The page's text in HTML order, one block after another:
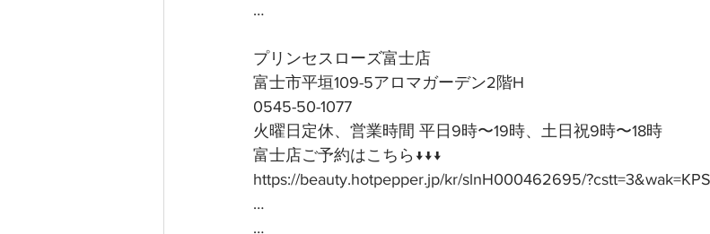
…
プリンセスローズ富士店
富士市平垣109-5アロマガーデン2階H
0545-50-1077
火曜日定休、営業時間 平日9時〜19時、土日祝9時〜18時
富士店ご予約はこちら↓↓↓
https://beauty.hotpepper.jp/kr/slnH000462695/
…
…